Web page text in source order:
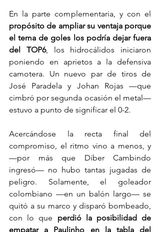
propósito de ampliar su ventaja porque
el tema de goles los podría dejar fuera
del TOP6, los hidrocálidos iniciaron
poniendo en aprietos a la defensiva
camotera. Un nuevo par de tiros de
José Paradela y Johan Rojas —que
cimbró por segunda ocasión el metal—
estuvo a punto de significar el 0-2.
Acercándose la recta final del
compromiso, el ritmo vino a menos, y
—por más que Diber Cambindo
ingresó— no hubo tantas jugadas de
peligro. Solamente, el goleador
colombiano —en un balón largo— se
quitó a su marco y disparó bombeado,
con lo que perdió la posibilidad de
empatar a Paulinho en la tabla del